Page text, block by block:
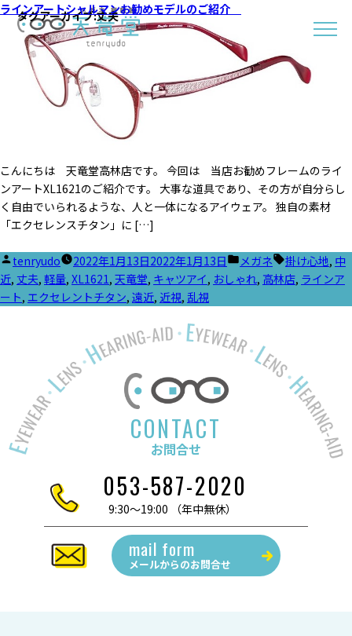
タグアーカイブ:丈夫
ラインアートシャルマンお勧めモデルのご紹介
こんにちは 天竜堂高林店です。 今回は 当店お勧めフレームのライ
ンアートXL1621のご紹介です。 大事な道具であり、その方が自分らし
く自由でいられるような、人と一体になるアイウェア。 独自の素材
「エクセレンスチタン」に […]
投
稿
者:
tenryudo 2022年1月13日2022年1月13日
カ
テ
メガネ
タ
グ:
掛け心地, 中
近, 丈夫, 軽量, XL1621 , 天竜堂, キャツアイ, おしゃれ, 高林店, ラインア
ート, エクセレントチタン, 遠近, 近視, 乱視
CONTACT
お問合せ
053-587-2020
9:30～19:00 （年中無休）
mail form
メールからのお問合せ